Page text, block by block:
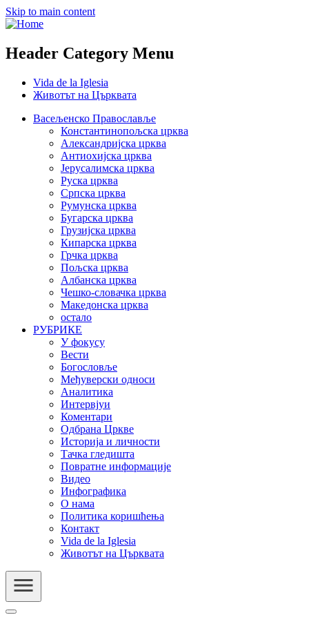
Skip to main content
Header Category Menu
Vida de la Iglesia
Животът на Църквата
Васељенско Православље
Константинопољска црква
Александријска црква
Антиохијска црква
Јерусалимска црква
Руска црква
Српска црква
Румунска црква
Бугарска црква
Грузијска црква
Кипарска црква
Грчка црква
Пољска црква
Албанска црква
Чешко-словачка црква
Македонска црква
остало
РУБРИКЕ
У фокусу
Вести
Богословље
Међуверски односи
Аналитика
Интервјуи
Коментари
Одбрана Цркве
Историја и личности
Тачка гледишта
Повратне информације
Видео
Инфографика
О нама
Политика коришћења
Контакт
Vida de la Iglesia
Животът на Църквата